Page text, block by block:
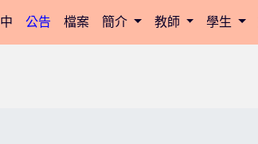
(current)
公告 檔案 簡介 教師 學生